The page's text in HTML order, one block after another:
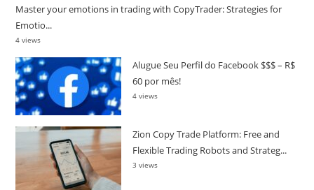
Master your emotions in trading with CopyTrader: Strategies for
Emotio...
4 views
Alugue Seu Perfil do Facebook $$$ – R$
60 por mês!
4 views
Zion Copy Trade Platform: Free and
Flexible Trading Robots and Strateg...
3 views